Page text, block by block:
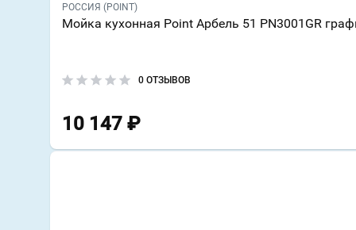
РОССИЯ (POINT)
Мойка кухонная Point Арбель 51 PN3001GR
0 ОТЗЫВОВ
10 147 ₽